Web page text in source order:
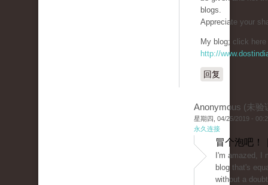
blogs.
Appreciate your
My blog; click here
http://
回复
Anonymous (未验
星期四, 04/25/2019 -
永久连接
冒个泡吧！
I'm amazed, I
blog that's
without a